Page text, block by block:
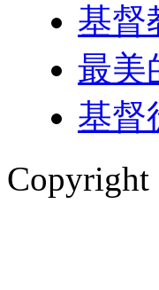
基督
最美
基督
Copyright